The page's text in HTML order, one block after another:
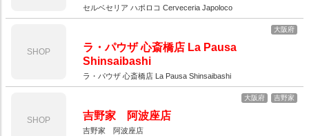
セルベセリア ハポロコ Cerveceria Japoloco
SHOP
大阪府
ラ・パウザ 心斎橋店 La Pausa
Shinsaibashi
ラ・パウザ 心斎橋店 La Pausa Shinsaibashi
SHOP
大阪府 吉野家
吉野家 阿波座店
吉野家 阿波座店